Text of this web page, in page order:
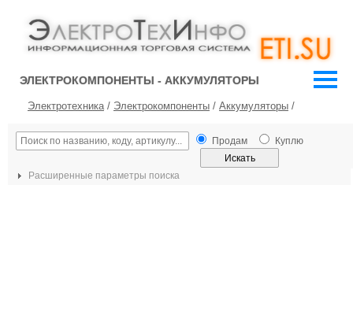
ЭЛЕКТРОКОМПОНЕНТЫ - АККУМУЛЯТОРЫ
Электротехника/ Электрокомпоненты / Аккумуляторы /
Продам Куплю
Расширенные параметры поиска